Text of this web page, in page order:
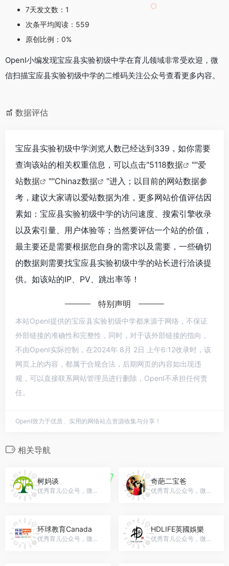
7天发文数：1
次条平均阅读：559
原创比例：0%
OpenI小编发现宝应县实验初级中学在育儿领域非常受欢迎，微
信扫描宝应县实验初级中学的二维码关注公众号查看更多内容。
数据评估
宝应县实验初级中学浏览人数已经达到339，如你需要
查询该站的相关权重信息，可以点击"5118数据 ""爱
站数据
""Chinaz数据
"进入；以目前的网站数据参
考，建议大家请以爱站数据为准，更多网站价值评估因
素如：宝应县实验初级中学的访问速度、搜索引擎收录
以及索引量、用户体验等；当然要评估一个站的价值，
最主要还是需要根据您自身的需求以及需要，一些确切
的数据则需要找宝应县实验初级中学的站长进行洽谈提
供。如该站的IP、PV、跳出率等！
特别声明
本站OpenI提供的宝应县实验初级中学都来源于网络，不保证
外部链接的准确性和完整性，同时，对于该外部链接的指向，
不由OpenI实际控制，在2024年 8月 2日 上午6:12收录时，该
网页上的内容，都属于合规合法，后期网页的内容如出现违
规，可以直接联系网站管理员进行删除，OpenI不承担任何责
任。
OpenI致力于优质、实用的网络站点资源收集与分享！
相关导航
树妈谈
优秀育儿公众号，微信号：gh_ac106d902299
奇葩二宝爸
优秀育儿公众号，微信号：qipaerbaoba
环球教育Canada
优秀育儿公众号，微信号：gh_855187352fea
HDLIFE英國娛樂
优秀育儿公众号，微信号：HDLIFE_UK